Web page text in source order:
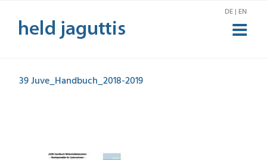
Inhalt
springen
DE | EN
39 Juve_Handbuch_2018-2019